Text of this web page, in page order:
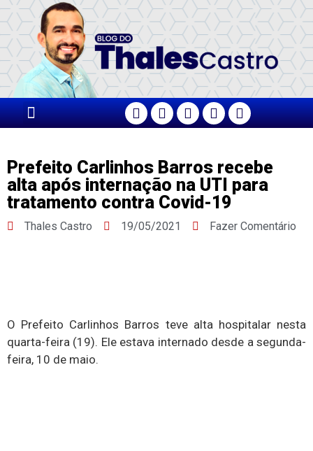
Prefeito Carlinhos Barros recebe
alta após internação na UTI para
tratamento contra Covid-19
Thales Castro 19/05/2021 Fazer Comentário
O Prefeito Carlinhos Barros teve alta hospitalar nesta
quarta-feira (19). Ele estava internado desde a segunda-
feira, 10 de maio.